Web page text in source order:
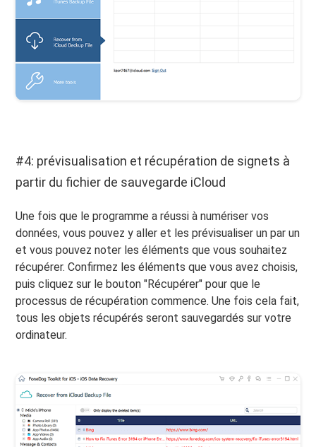
#4: prévisualisation et récupération de signets à
partir du fichier de sauvegarde iCloud
Une fois que le programme a réussi à numériser vos
données, vous pouvez y aller et les prévisualiser un par un
et vous pouvez noter les éléments que vous souhaitez
récupérer. Confirmez les éléments que vous avez choisis,
puis cliquez sur le bouton "Récupérer" pour que le
processus de récupération commence. Une fois cela fait,
tous les objets récupérés seront sauvegardés sur votre
ordinateur.